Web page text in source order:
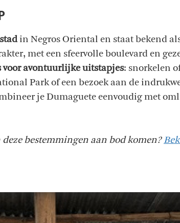
in Negros Oriental en staat bekend
met een sfeervolle boulevard en
voor avontuurlijke uitstapjes: snorkelen
Park of een bezoek aan de
je Dumaguete eenvoudig met
bestemmingen aan bod komen?